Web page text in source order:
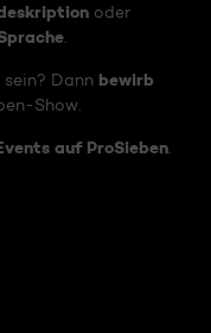
oder
Dann bewirb
Show.
auf ProSieben